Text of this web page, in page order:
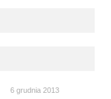
6 grudnia 2013